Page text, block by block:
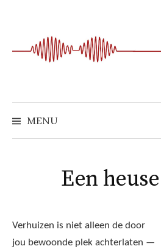
springen
MENU
Een
Verhuizen is niet alleen de door
jou bewoonde plek achterlaten —